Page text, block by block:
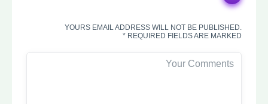
YOURS EMAIL ADDRESS WILL NOT BE PUBLISHED.
REQUIRED FIELDS ARE MARKED *